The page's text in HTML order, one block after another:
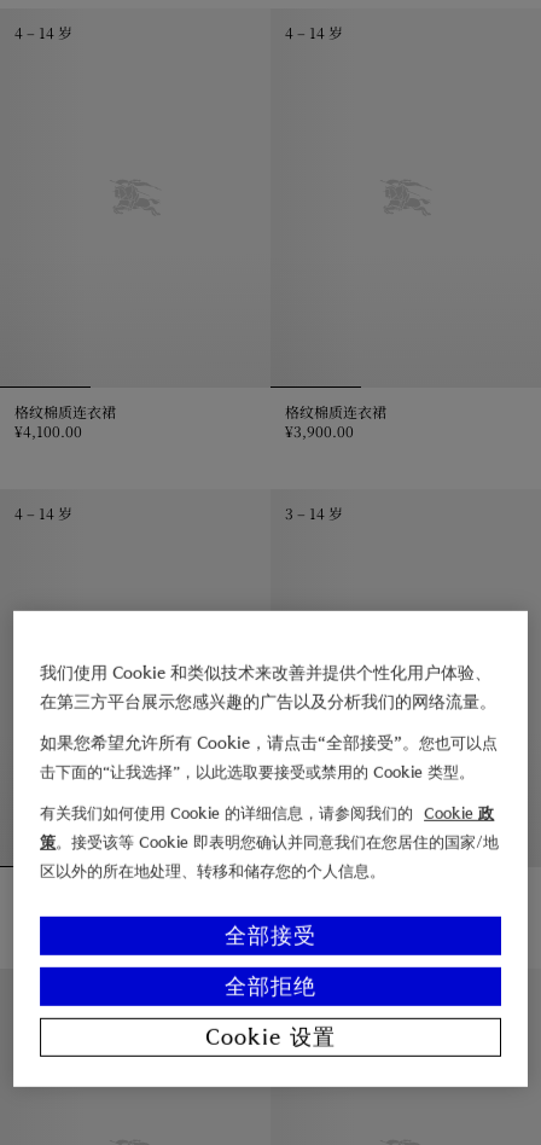
4 – 14 岁
格纹棉质连衣裙
¥4,100.00
4 – 14 岁
格纹棉质连衣裙
¥3,900.00
4 – 14 岁
格纹装饰棉质连衣裙, ¥3,150.00
3 – 14 岁
格纹棉府绸连衣裙, ¥4,400.00
4 – 14 岁
我们使用 Cookie 和类似技术来改善并提供个性化用户体验、
在第三方平台展示您感兴趣的广告以及分析我们的网络流量。
如果您希望允许所有 Cookie，请点击“全部接受”。您也可以点
击下面的“让我选择”，以此选取要接受或禁用的 Cookie 类型。
有关我们如何使用 Cookie 的详细信息，请参阅我们的
Cookie 政
策。接受该等 Cookie 即表明您确认并同意我们在您居住的国家/地
区以外的所在地处理、转移和储存您的个人信息。
全部拒绝
全部接受
Cookie 设置